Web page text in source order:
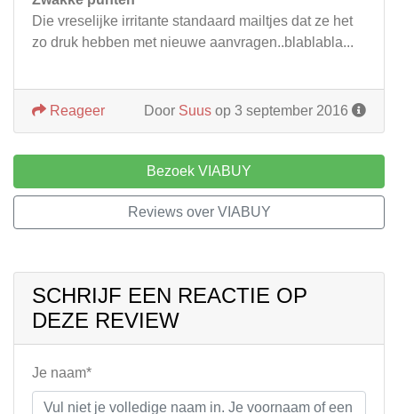
Die vreselijke irritante standaard mailtjes dat ze het
zo druk hebben met nieuwe aanvragen..blablabla...
Door Suus op 3 september 2016
Reageer
Bezoek VIABUY
Reviews over VIABUY
SCHRIJF EEN REACTIE OP
DEZE REVIEW
Je naam*